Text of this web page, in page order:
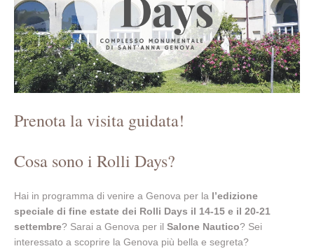
Prenota la visita guidata!
Cosa sono i Rolli Days?
Hai in programma di venire a Genova per la l’edizione
speciale di fine estate dei Rolli Days il 14-15 e il 20-21
settembre? Sarai a Genova per il Salone Nautico? Sei
interessato a scoprire la Genova più bella e segreta?